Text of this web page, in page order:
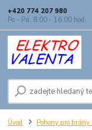
+420 774 207 980
Po - Pá: 8.00 - 16.00 hod.
Úvod Pohony pro